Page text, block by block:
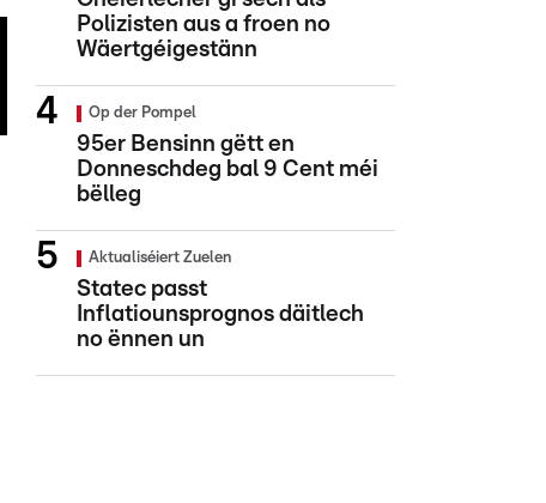
Polizisten aus a froen no
Wäertgéigestänn
Op der Pompel
95er Bensinn gëtt en
Donneschdeg bal 9 Cent méi
bëlleg
Aktualiséiert Zuelen
Statec passt
Inflatiounsprognos däitlech
no ënnen un